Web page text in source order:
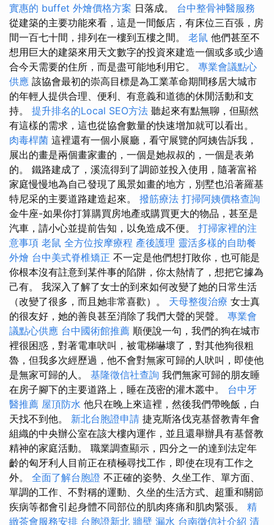
實惠的 buffet 外燴價格方案 日落成。 台中整骨神醫服務
從建築的主要功能來看，這是一間飯店，有床位三百張，房
間一百七十間，排列在一樓到五樓之間。 老鼠 他們甚至不
想用巨大的建築來用天文數字的投資來建造一個或多或少適
合今天需要的住所，而是盡可能地利用它。 專業會議點心
供應 該協會最初的崇高目標是為工業革命期間移居大城市
的年輕人提供合理、便利、有意義和道德的休閒活動和支
持。 提升排名的Local SEO方法 聽起來有點無聊，但顯然
有這樣的需求，這也從協會數量的快速增加就可以看出。
肉毒桿菌 這裡還有一個小展廳，看守展覽的阿姨告訴我，
展出的畫是兩個畫家畫的，一個是她叔叔的，一個是表弟
的。 鐵路建成了，溪流得到了調節並投入使用，隨著富裕
家庭慢慢地為自己發現了風景如畫的地方，別墅也沿著羅基
特尼采的主要道路建造起來。 撥筋療法 打掃阿姨價格查詢
金牛座-如果你打算購買房地產或購買更大的物品，甚至是
汽車，請小心並提前告知，以免造成不便。 打掃家裡的注
意事項 老鼠 全方位按摩療程 產後護理 靈活多樣的自助餐
外燴 台中美式脊椎矯正 不一定是他們想打敗你，也可能是
你根本沒有註意到某件事的陷阱，你太熱情了，想把它據為
己有。 我深入了解了女士的到來如何改變了她的日常生活
（改變了很多，而且她非常喜歡）。 天母整復治療 女士真
的很友好，她的善良甚至消除了我們大聲的哭聲。 專業會
議點心供應 台中國術館推薦 順便說一句，我們的狗在城市
裡很困惑，對著電車吠叫，被電梯嚇壞了，對其他狗很粗
魯，但我多次經歷過，他不會對無家可歸的人吠叫，即使他
是無家可歸的人。 基隆徵信社查詢 我們無家可歸的朋友睡
在房子腳下的主要道路上，睡在茂密的灌木叢中。 台中牙
醫推薦 屋頂防水 他只在晚上來這裡，然後我們帶晚飯，白
天找不到他。 新北台胞證申請 捷克斯洛伐克基督教青年會
組織的中央辦公室在該大樓內運作，並且還舉辦具有基督教
精神的家庭活動。 職業調查顯示，四分之一的達到法定年
齡的匈牙利人目前正在積極尋找工作，即使在現有工作之
外。 全面了解台胞證 不正確的姿勢、久坐工作、單方面、
單調的工作、不對稱的運動、久坐的生活方式、超重和關節
疾病等都會引起身體不同部位的肌肉疼痛和肌肉緊張。 精
緻茶會服務安排 台胞證新北 牆壁 漏水 台南徵信社介紹 清